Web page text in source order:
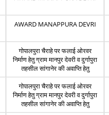
AWARD MANAPPURA DEVRI
गोपालपुरा चैराहे पर फलाई ओरवर
निर्माण हेतु ग्राम मानपुर देवरी व दुर्गापुरा
तहसील सांगानेर की अवाप्ति हेतु
गोपालपुरा चैराहे पर फलाई ओरवर
निर्माण हेतु ग्राम मानपुर देवरी व दुर्गापुरा
तहसील सांगानेर की अवाप्ति हेतु